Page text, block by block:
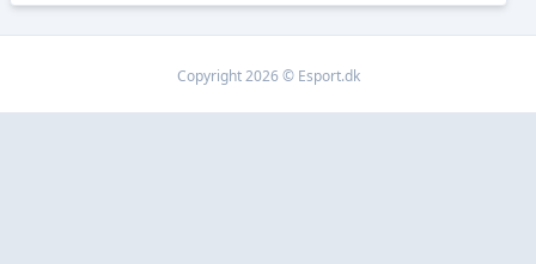
Copyright 2026 © Esport.dk